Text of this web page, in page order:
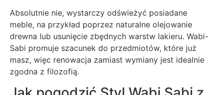
Absolutnie nie, wystarczy odświeżyć posiadane
meble, na przykład poprzez naturalne olejowanie
drewna lub usunięcie zbędnych warstw lakieru. Wabi-
Sabi promuje szacunek do przedmiotów, które już
masz, więc renowacja zamiast wymiany jest idealnie
zgodna z filozofią.